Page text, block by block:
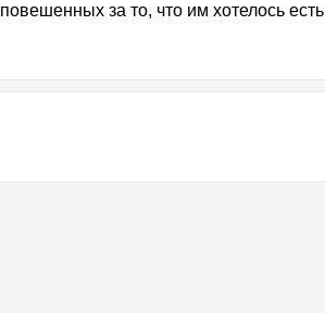
повешенных за то, что им хотелось